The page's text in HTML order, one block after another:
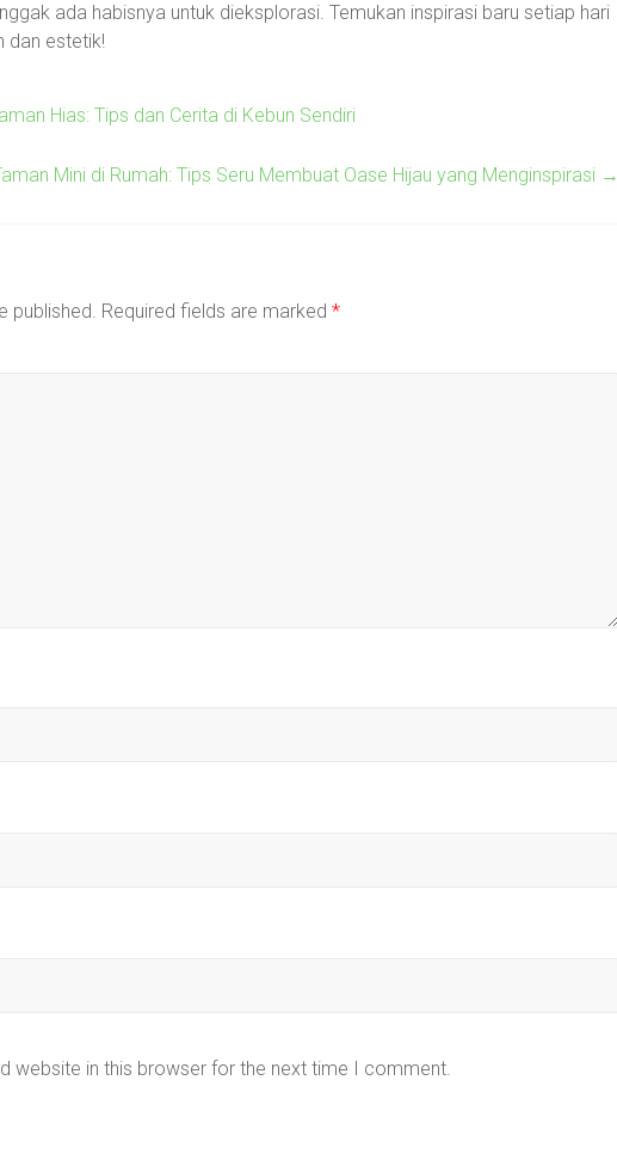
ada habisnya untuk dieksplorasi. Temukan inspirasi baru setiap hari
dan estetik!
Hias: Tips dan Cerita di Kebun Sendiri
Mini di Rumah: Tips Seru Membuat Oase Hijau yang Menginspirasi →
published. Required fields are marked *
website in this browser for the next time I comment.